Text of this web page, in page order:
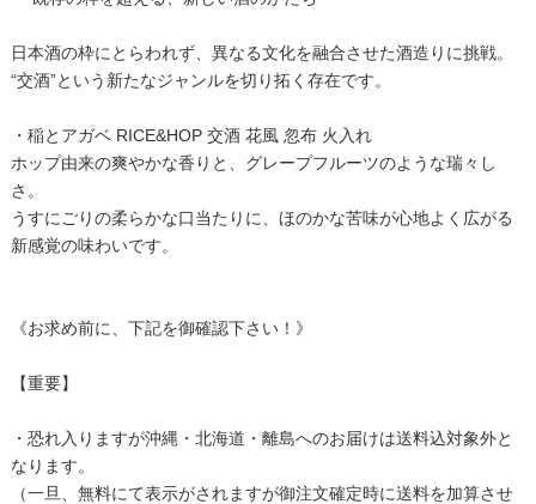
日本酒の枠にとらわれず、異なる文化を融合させた酒造りに挑戦。
“交酒”という新たなジャンルを切り拓く存在です。
・稲とアガベ RICE&HOP 交酒 花風 忽布 火入れ
ホップ由来の爽やかな香りと、グレープフルーツのような瑞々し
さ。
うすにごりの柔らかな口当たりに、ほのかな苦味が心地よく広がる
新感覚の味わいです。
《お求め前に、下記を御確認下さい！》
【重要】
・恐れ入りますが沖縄・北海道・離島へのお届けは送料込対象外と
なります。
（一旦、無料にて表示がされますが御注文確定時に送料を加算させ